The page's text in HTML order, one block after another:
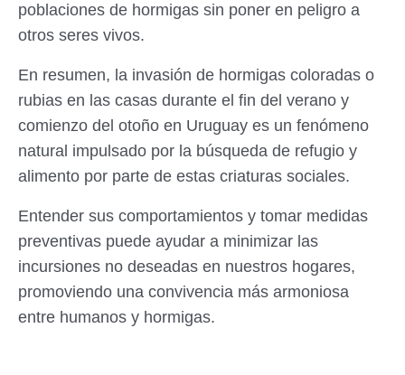
poblaciones de hormigas sin poner en peligro a
otros seres vivos.
En resumen, la invasión de hormigas coloradas o
rubias en las casas durante el fin del verano y
comienzo del otoño en Uruguay es un fenómeno
natural impulsado por la búsqueda de refugio y
alimento por parte de estas criaturas sociales.
Entender sus comportamientos y tomar medidas
preventivas puede ayudar a minimizar las
incursiones no deseadas en nuestros hogares,
promoviendo una convivencia más armoniosa
entre humanos y hormigas.